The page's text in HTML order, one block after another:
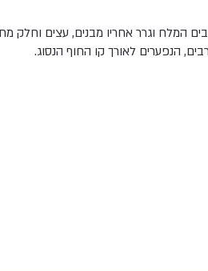
המלח וגרר אחריו מבנים, עצים וחלק
הנפערים לאורך קו החוף הנסוג.